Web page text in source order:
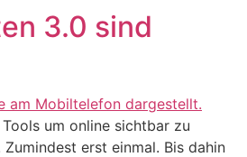
3.0 sind
um online sichtbar zu
erst einmal. Bis dahin